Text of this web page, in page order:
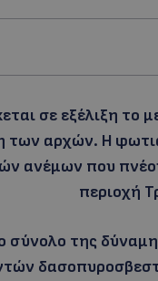
σε εξέλιξη
των αρχών. Η
ανέμων που
περιοχή
σύνολο της